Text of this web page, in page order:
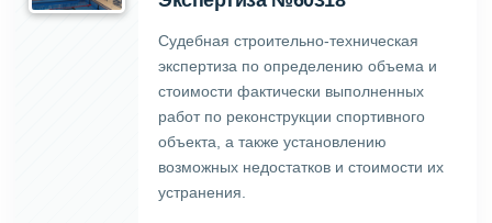
Судебная строительно-техническая
экспертиза по определению объема и
стоимости фактически выполненных
работ по реконструкции спортивного
объекта, а также установлению
возможных недостатков и стоимости их
устранения.